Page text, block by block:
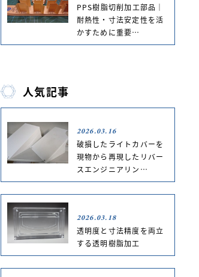
PPS樹脂切削加工部品｜
耐熱性・寸法安定性を活
かすために重要…
人気記事
2026.03.16
破損したライトカバーを
現物から再現したリバー
スエンジニアリン…
2026.03.18
透明度と寸法精度を両立
する透明樹脂加工